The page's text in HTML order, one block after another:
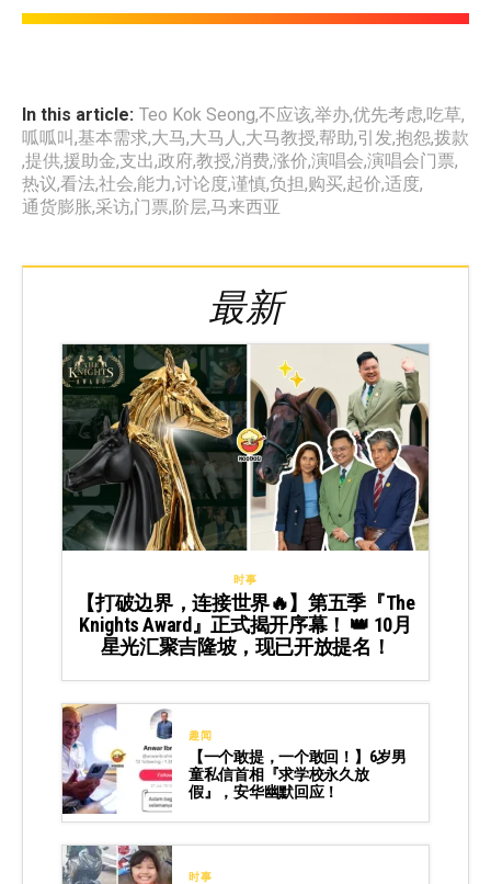
In this article: Teo Kok Seong,不应该,举办,优先考虑,吃草,
呱呱叫,基本需求,大马,大马人,大马教授,帮助,引发,抱怨,拨款
,提供,援助金,支出,政府,教授,消费,涨价,演唱会,演唱会门票,
热议,看法,社会,能力,讨论度,谨慎,负担,购买,起价,适度,
通货膨胀,采访,门票,阶层,马来西亚
最新
时事
【打破边界，连接世界🔥】第五季『The
Knights Award』正式揭开序幕！ 👑 10月
星光汇聚吉隆坡，现已开放提名！
趣闻
【一个敢提，一个敢回！】6岁男
童私信首相『求学校永久放
假』，安华幽默回应！
时事